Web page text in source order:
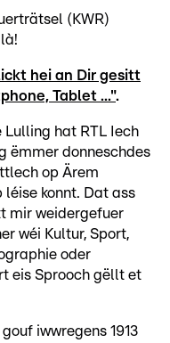
(KWR)
hei an Dir gesitt
Tablet ...".
hat RTL Iech
ëmmer donneschdes
op Ärem
konnt. Dat ass
mir weidergefuer
wéi Kultur, Sport,
oder
eis Sprooch gëllt et
iwwregens 1913